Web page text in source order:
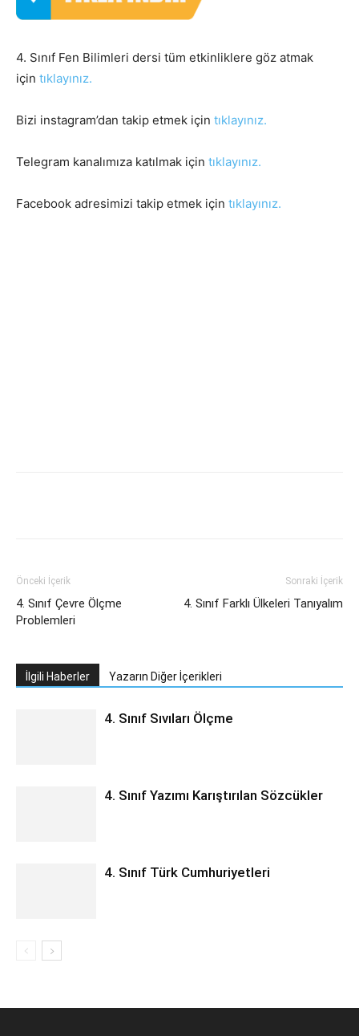
4. Sınıf Fen Bilimleri dersi tüm etkinliklere göz atmak
için tıklayınız.
Bizi instagram’dan takip etmek için tıklayınız.
Telegram kanalımıza katılmak için tıklayınız.
Facebook adresimizi takip etmek için tıklayınız.
Önceki İçerik
4. Sınıf Çevre Ölçme
Problemleri
Sonraki İçerik
4. Sınıf Farklı Ülkeleri Tanıyalım
İlgili Haberler Yazarın Diğer İçerikleri
4. Sınıf Sıvıları Ölçme
4. Sınıf Yazımı Karıştırılan Sözcükler
4. Sınıf Türk Cumhuriyetleri